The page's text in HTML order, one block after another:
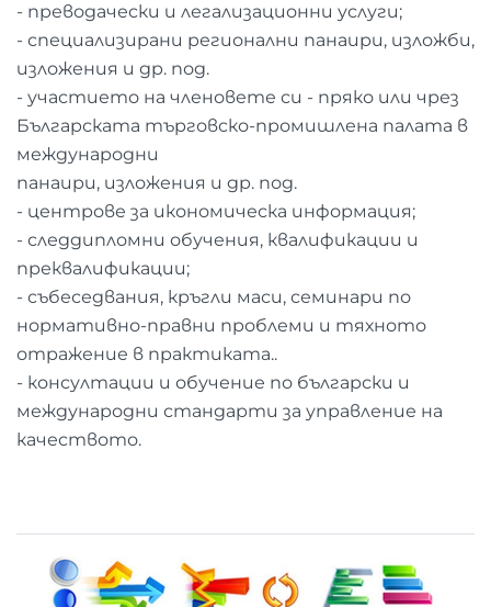
- преводачески и легализационни услуги;
- специализирани регионални панаири, изложби,
изложения и др. под.
- участието на членовете си - пряко или чрез
Българската търговско-промишлена палата в
международни
панаири, изложения и др. под.
- центрове за икономическа информация;
- следдипломни обучения, квалификации и
преквалификации;
- събеседвания, кръгли маси, семинари по
нормативно-правни проблеми и тяхното
отражение в практиката..
- консултации и обучение по български и
международни стандарти за управление на
качеството.